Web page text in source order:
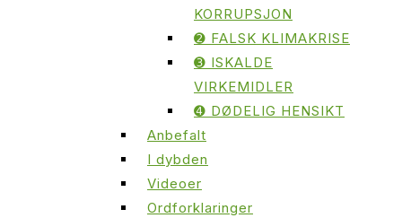
KORRUPSJON
➋ FALSK KLIMAKRISE
➌ ISKALDE
VIRKEMIDLER
➍ DØDELIG HENSIKT
Anbefalt
I dybden
Videoer
Ordforklaringer